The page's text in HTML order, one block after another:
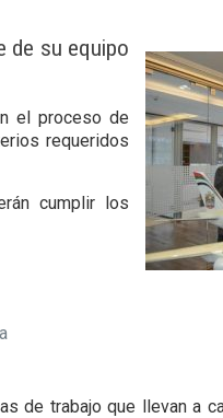
de su equipo
el proceso de
requeridos
cumplir los
de trabajo que llevan a